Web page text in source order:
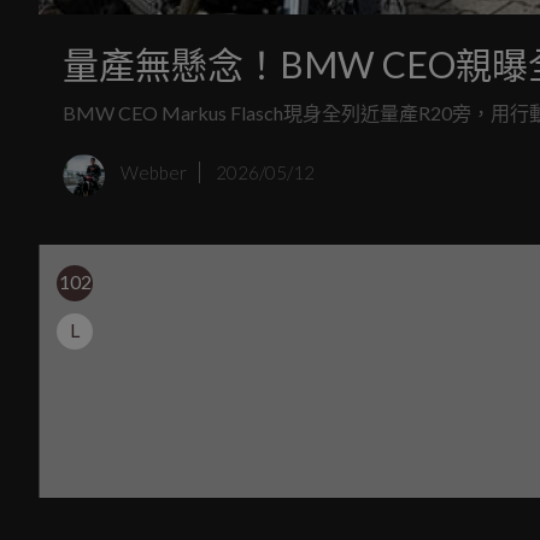
量產無懸念！BMW CEO親
BMW CEO Markus Flasch現身全列近量產R20旁，用
Webber 2026/05/12
102
L